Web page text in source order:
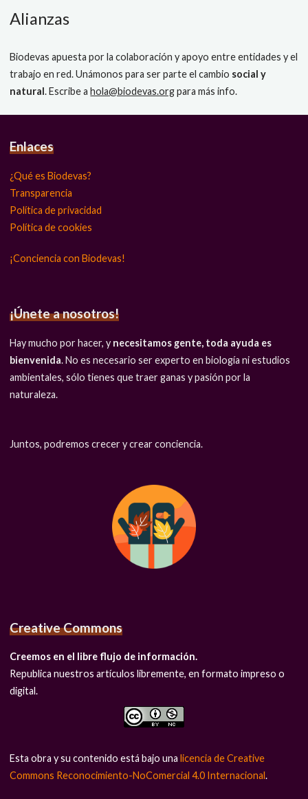
Alianzas
Biodevas apuesta por la colaboración y apoyo entre entidades y el
trabajo en red. Unámonos para ser parte el cambio social y
natural. Escribe ahola@biodevas.orgpara más info.
Enlaces
¿Qué es Biodevas?
Transparencia
Política de privacidad
Política de cookies
¡Conciencia con Biodevas!
¡Únete a nosotros!
Hay mucho por hacer, y necesitamos gente, toda ayuda es
bienvenida. No es necesario ser experto en biología ni estudios
ambientales, sólo tienes que traer ganas y pasión por la
naturaleza.
Juntos, podremos crecer y crear conciencia.
Creative Commons
Creemos en el libre flujo de información.
Republica nuestros artículos libremente, en formato impreso o
digital.
Esta obra y su contenido está bajo unalicencia de Creative
Commons Reconocimiento-NoComercial 4.0 Internacional.